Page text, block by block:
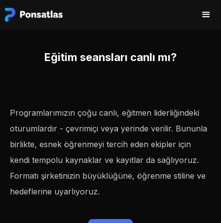
Eğitim seansları canlı mı?
Programlarımızın çoğu canlı, eğitmen liderliğindeki
oturumlardır - çevrimiçi veya yerinde verilir. Bununla
birlikte, esnek öğrenmeyi tercih eden ekipler için
kendi tempolu kaynaklar ve kayıtlar da sağlıyoruz.
Formatı şirketinizin büyüklüğüne, öğrenme stiline ve
hedeflerine uyarlıyoruz.